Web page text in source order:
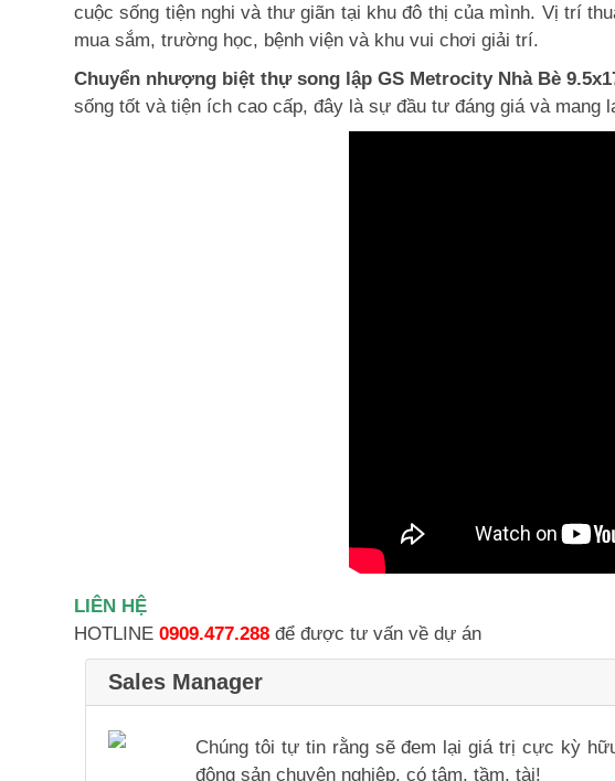
cuộc sống tiện nghi và thư giãn tại khu đô thị của mình. Vị trí
mua sắm, trường học, bệnh viện và khu vui chơi giải trí.
Chuyển nhượng biệt thự song lập GS Metrocity Nhà Bè
sống tốt và tiện ích cao cấp, đây là sự đầu tư đáng giá và mang
LIÊN HỆ
HOTLINE 0909.477.288 để được tư vấn về dự án
Sales Manager
Chúng tôi tự tin rằng sẽ đem lại giá trị cực kỳ
động sản chuyên nghiệp, có tâm, tầm, tài!